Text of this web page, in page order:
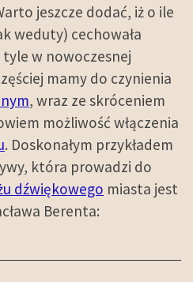
jeszcze dodać, iż o ile
weduty) cechowała
w nowoczesnej
mamy do czynienia
, wraz ze skróceniem
możliwość włączenia
. Doskonałym przykładem
która prowadzi do
dźwiękowego miasta jest
Berenta: